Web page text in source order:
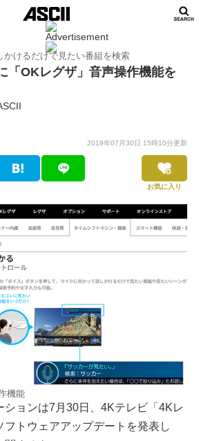
かけるだけで見たい番組を検索
「OKレグザ」音声操作機能を
2019年07月30日 15時10分更新
お気に入り
機能
ョンは7月30日、4Kテレビ「4Kレ
フトウェアアップデートを発表し